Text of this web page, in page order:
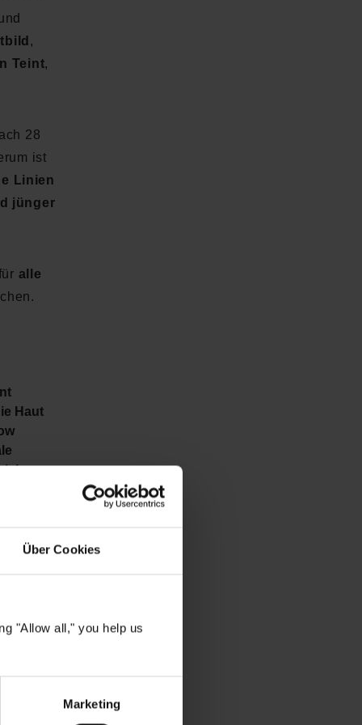
Über Cookies
"Allow all," you help us
Marketing
,
Teint,
28
ist
Linien
jünger
alle
Haut
.